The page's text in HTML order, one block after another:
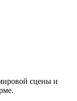
сцены и